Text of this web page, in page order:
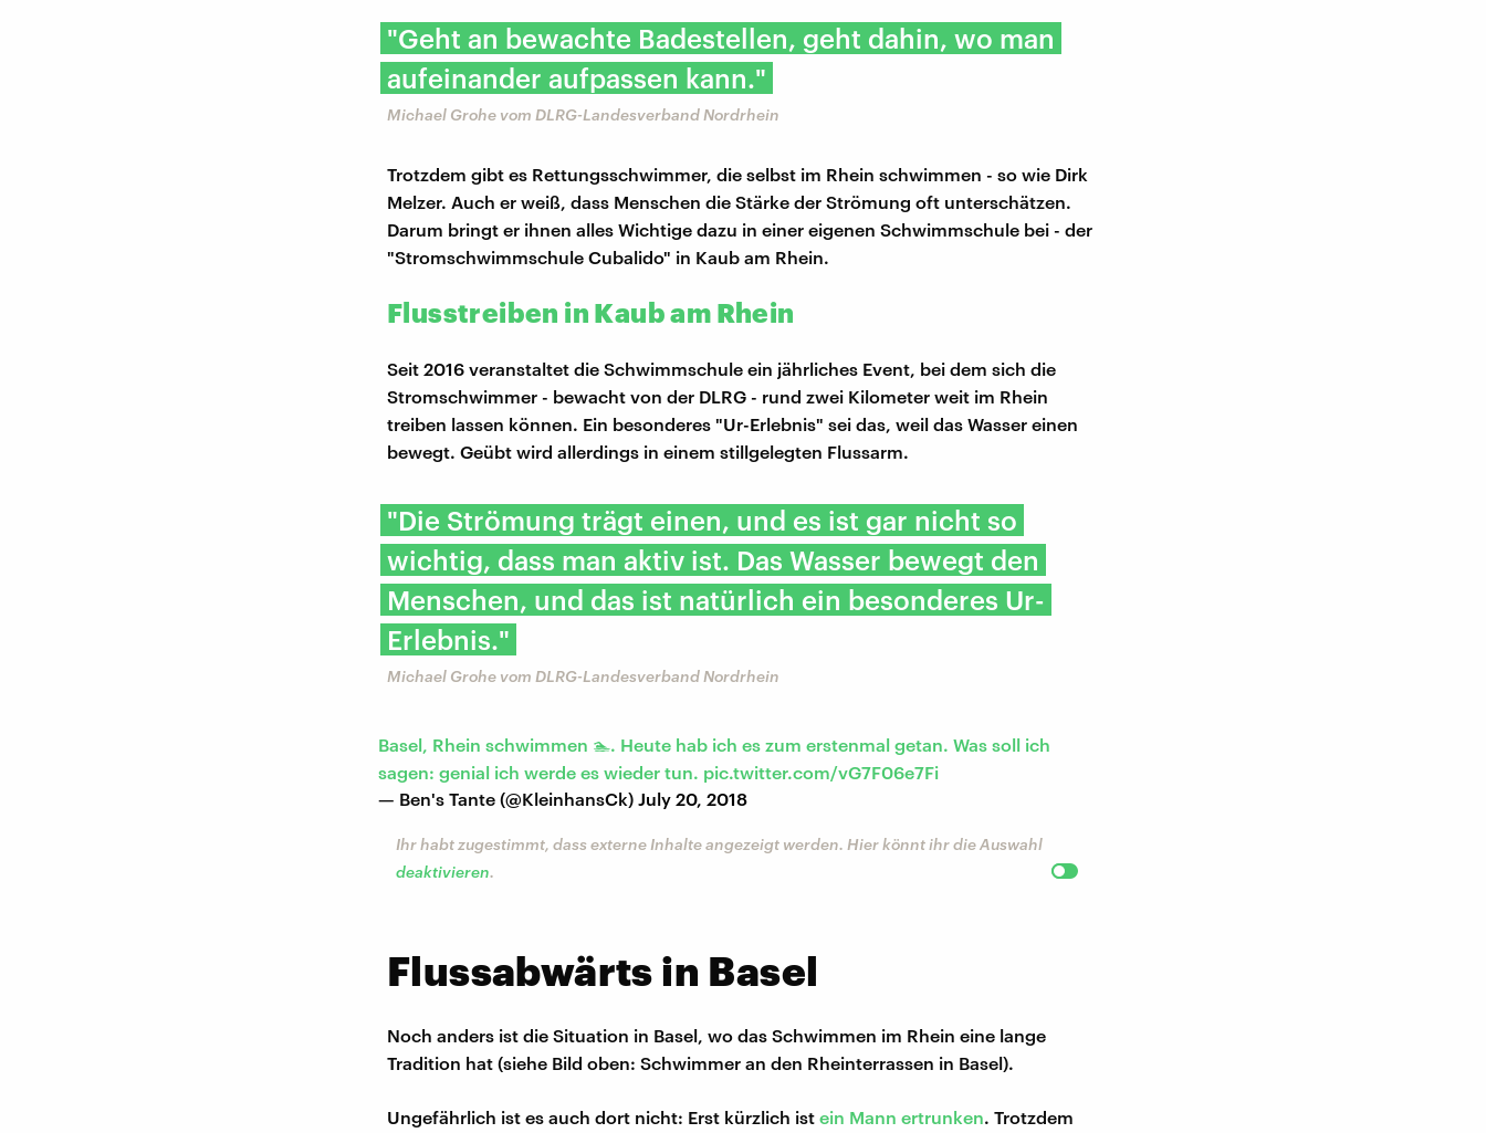
"Geht an bewachte Badestellen, geht dahin, wo man
aufeinander aufpassen kann."
Michael Grohe vom DLRG-Landesverband Nordrhein
Trotzdem gibt es Rettungsschwimmer, die selbst im Rhein schwimmen - so wie Dirk
Melzer. Auch er weiß, dass Menschen die Stärke der Strömung oft unterschätzen.
Darum bringt er ihnen alles Wichtige dazu in einer eigenen Schwimmschule bei - der
"Stromschwimmschule Cubalido" in Kaub am Rhein.
Flusstreiben in Kaub am Rhein
Seit 2016 veranstaltet die Schwimmschule ein jährliches Event, bei dem sich die
Stromschwimmer - bewacht von der DLRG - rund zwei Kilometer weit im Rhein
treiben lassen können. Ein besonderes "Ur-Erlebnis" sei das, weil das Wasser einen
bewegt. Geübt wird allerdings in einem stillgelegten Flussarm.
"Die Strömung trägt einen, und es ist gar nicht so
wichtig, dass man aktiv ist. Das Wasser bewegt den
Menschen, und das ist natürlich ein besonderes Ur-
Erlebnis."
Michael Grohe vom DLRG-Landesverband Nordrhein
Basel, Rhein schwimmen 🏊. Heute hab ich es zum erstenmal getan. Was soll ich
sagen: genial ich werde es wieder tun. pic.twitter.com/vG7F06e7Fi
— Ben's Tante (@KleinhansCk) July 20, 2018
Ihr habt zugestimmt, dass externe Inhalte angezeigt werden. Hier könnt ihr die Auswahl
deaktivieren.
Flussabwärts in Basel
Noch anders ist die Situation in Basel, wo das Schwimmen im Rhein eine lange
Tradition hat (siehe Bild oben: Schwimmer an den Rheinterrassen in Basel).
Ungefährlich ist es auch dort nicht: Erst kürzlich ist ein Mann ertrunken. Trotzdem